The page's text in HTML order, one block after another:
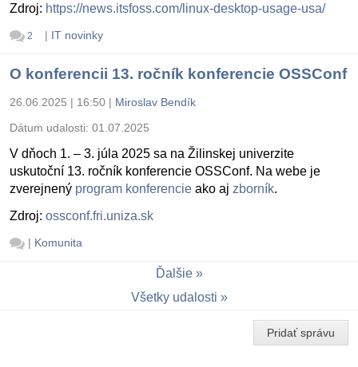
Zdroj: https://news.itsfoss.com/linux-desktop-usage-usa/
2 | IT novinky
O konferencii 13. ročník konferencie OSSConf
26.06.2025 | 16:50 | Miroslav Bendík
Dátum udalosti: 01.07.2025
V dňoch 1. – 3. júla 2025 sa na Žilinskej univerzite
uskutoční 13. ročník konferencie OSSConf. Na webe je
zverejnený program konferencie ako aj zborník.
Zdroj: ossconf.fri.uniza.sk
| Komunita
Ďalšie
Všetky udalosti
Pridať správu